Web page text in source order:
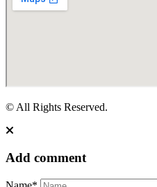
© All Rights Reserved.
Add comment